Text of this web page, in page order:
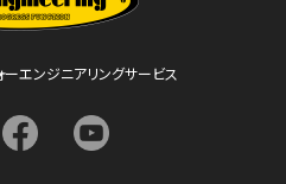
エンジニアリングサービス